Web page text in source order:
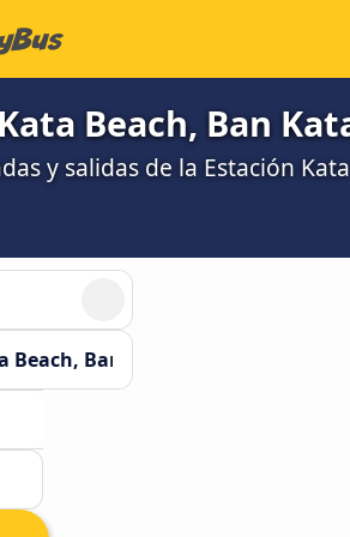
Beach, Ban
y salidas de la Estación